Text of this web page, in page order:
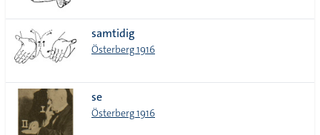
samtidig
Österberg 1916
se
Österberg 1916